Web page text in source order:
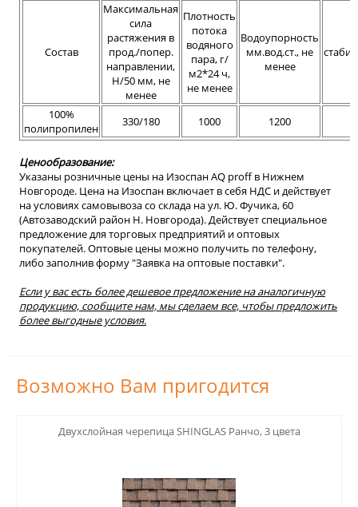
Состав
Максимальная
сила
растяжения в
прод./попер.
направлении,
Н/50 мм, не
менее
Плотность
потока
водяного
пара, г/
м2*24 ч,
не менее
Водоупорность
мм.вод.ст., не
менее
100%
полипропилен
330/180 1000 1200
Ценообразование:
Указаны розничные цены на Изоспан АQ proff в Нижнем
Новгороде. Цена на Изоспан включает в себя НДС и действует
на условиях самовывоза со склада на ул. Ю. Фучика, 60
(Автозаводский район Н. Новгорода). Действует специальное
предложение для торговых предприятий и оптовых
покупателей. Оптовые цены можно получить по телефону,
либо заполнив форму "Заявка на оптовые поставки".
Если у вас есть более дешевое предложение на аналогичную
продукцию, сообщите нам, мы сделаем все, чтобы предложить
более выгодные условия.
Возможно Вам пригодится
Двухслойная черепица SHINGLAS Ранчо, 3 цвета